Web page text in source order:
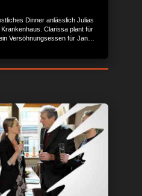
Dinner anlässlich Julias
Clarissa plant für
Versöhnungsessen für Jan